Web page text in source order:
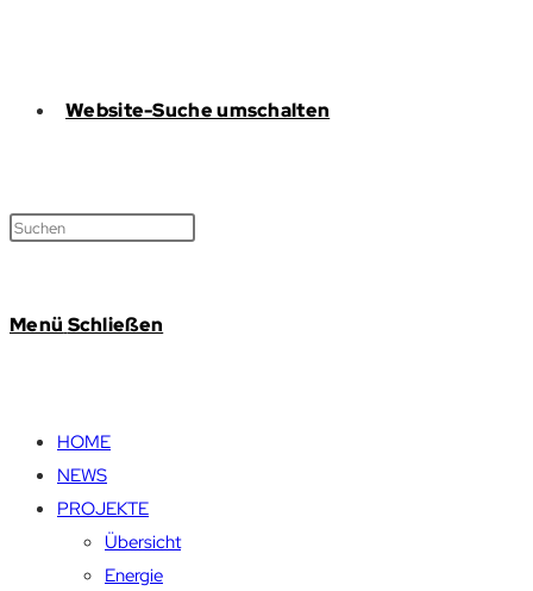
Website-Suche umschalten
Menü Schließen
HOME
NEWS
PROJEKTE
Übersicht
Energie